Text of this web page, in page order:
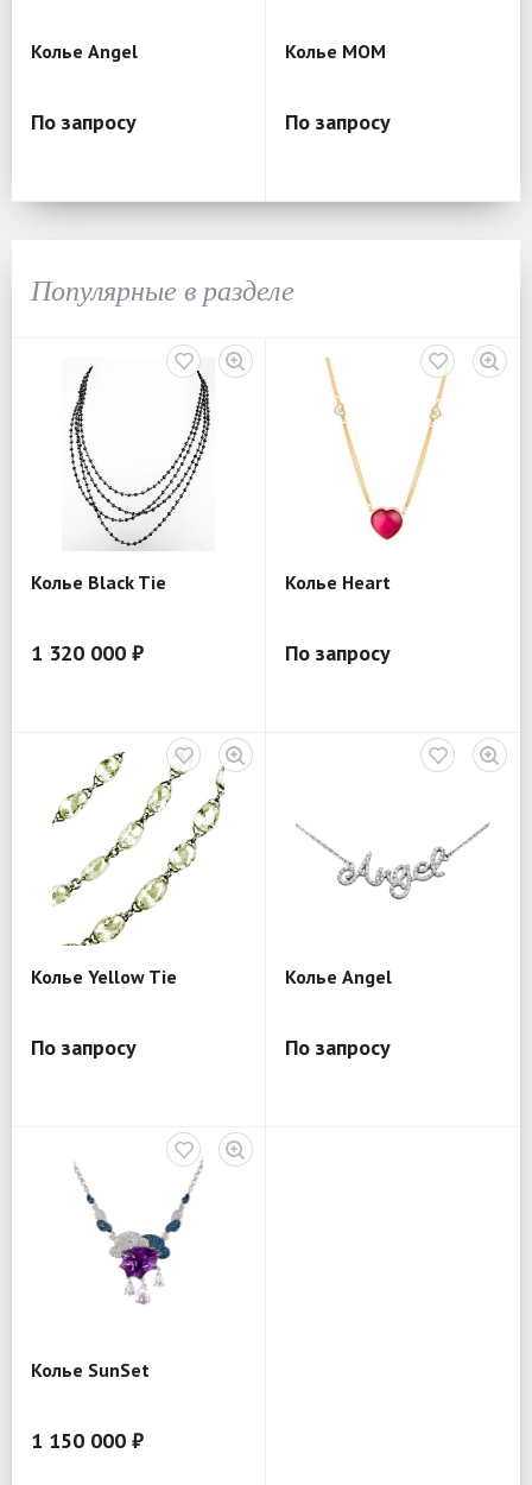
Колье Angel
По запросу
Колье MOM
По запросу
Популярные в разделе
Колье Black Tie
1 320 000 ₽
Колье Heart
По запросу
Колье Yellow Tie
По запросу
Колье Angel
По запросу
Колье SunSet
1 150 000 ₽